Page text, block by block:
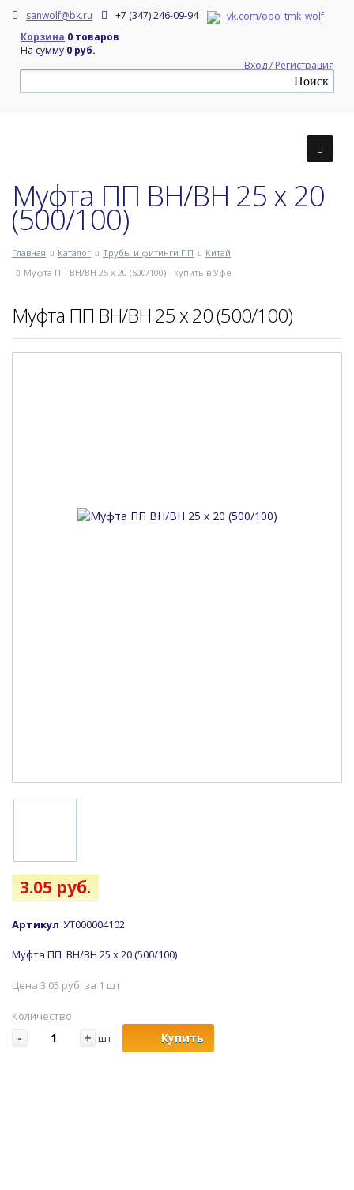
sanwolf@bk.ru +7 (347) 246-09-94
vk.com/ooo_tmk_wolf
Корзина 0 товаров
На сумму 0 руб.
Вход / Регистрация
Муфта ПП ВН/ВН 25 х 20
(500/100)
Главная Каталог Трубы и фитинги ПП
Китай
Муфта ПП ВН/ВН 25 х 20 (500/100) - купить в Уфе
Муфта ПП ВН/ВН 25 х 20 (500/100)
3.05 руб.
Артикул УТ000004102
Муфта ПП ВН/ВН 25 х 20 (500/100)
Цена 3.05 руб. за 1 шт
Количество
- + шт Купить